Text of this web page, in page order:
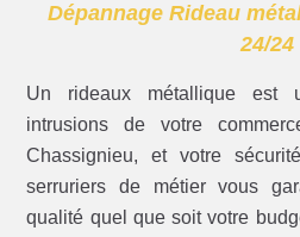
Dépannage Rideau
24/24
Un rideaux métallique est
intrusions de votre
Chassignieu, et votre
serruriers de métier vous
qualité quel que soit votre